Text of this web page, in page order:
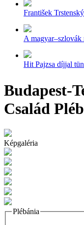
František
A magyar–szlovák
Hit Pajzsa díjjal
Budapest-
Család
Képgaléria
Plébánia